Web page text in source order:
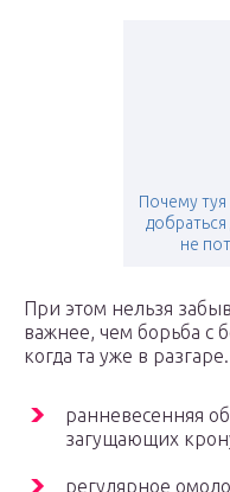
Почему туя
не
При этом нельзя
важнее, чем борьба с
когда та уже в
ранневесенняя
загущающих
регулярное